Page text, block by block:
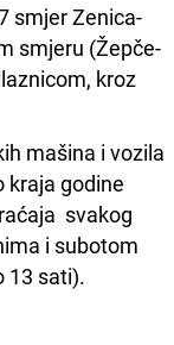
smjer Zenica-
smjeru (Žepče-
kroz
mašina i vozila
kraja godine
svakog
i subotom
13 sati).